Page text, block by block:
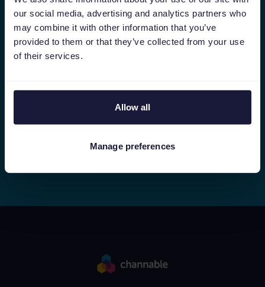
our social media, advertising and analytics partners who
may combine it with other information that you’ve
provided to them or that they’ve collected from your use
of their services.
Allow all
Manage preferences
Geschäftliche E-Mail-Adresse